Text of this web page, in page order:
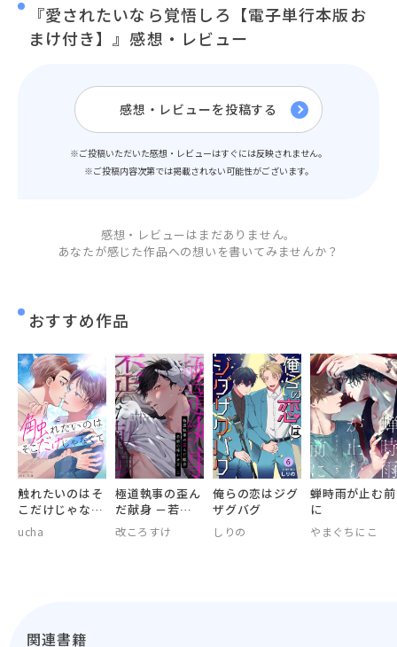
関連書籍
『愛されたいなら覚悟しろ【電子単行本版お
まけ付き】』感想・レビュー
感想・レビューを投稿する
※ご投稿いただいた感想・レビューはすぐには反映されません。
※ご投稿内容次第では掲載されない可能性がございます。
感想・レビューはまだありません。
あなたが感じた作品への想いを書いてみませんか？
おすすめ作品
触れたいのはそ
こだけじゃなく
て【電子単行本
版おまけ付き】
ucha
極道執事の歪ん
だ献身 －若頭
の啼かせ方－
【電子単行本版
改ころすけ
俺らの恋はジグ
ザグバグ
しりの
蝉時雨が止む前
に
やまぐちにこ